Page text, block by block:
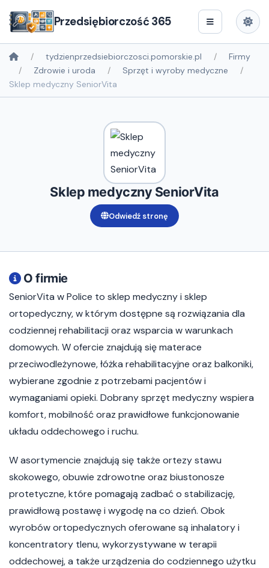
Przedsiębiorczość 365
tydzienprzedsiebiorczosci.pomorskie.pl
Firmy
Zdrowie i uroda
Sprzęt i wyroby medyczne
Sklep medyczny SeniorVita
Sklep medyczny SeniorVita
Odwiedź stronę
O firmie
SeniorVita w Police to sklep medyczny i sklep
ortopedyczny, w którym dostępne są rozwiązania dla
codziennej rehabilitacji oraz wsparcia w warunkach
domowych. W ofercie znajdują się materace
przeciwodleżynowe, łóżka rehabilitacyjne oraz balkoniki,
wybierane zgodnie z potrzebami pacjentów i
wymaganiami opieki. Dobrany sprzęt medyczny wspiera
komfort, mobilność oraz prawidłowe funkcjonowanie
układu oddechowego i ruchu.
W asortymencie znajdują się także ortezy stawu
skokowego, obuwie zdrowotne oraz biustonosze
protetyczne, które pomagają zadbać o stabilizację,
prawidłową postawę i wygodę na co dzień. Obok
wyrobów ortopedycznych oferowane są inhalatory i
koncentratory tlenu, wykorzystywane w terapii
oddechowej, a także urządzenia do codziennego użytku